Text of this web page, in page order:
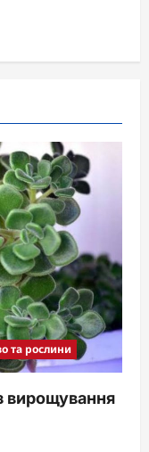
та рослини
вирощування